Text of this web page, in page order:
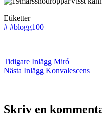
Etiketter
# #blogg100
Tidigare Inlägg Miró
Nästa Inlägg Konvalescens
Skriv en